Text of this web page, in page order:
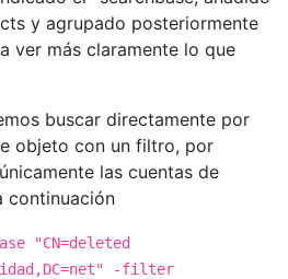
y agrupado posteriormente
ver más claramente lo que
buscar directamente por
objeto con un filtro, por
las cuentas de
continuación
"CN=deleted
-filter